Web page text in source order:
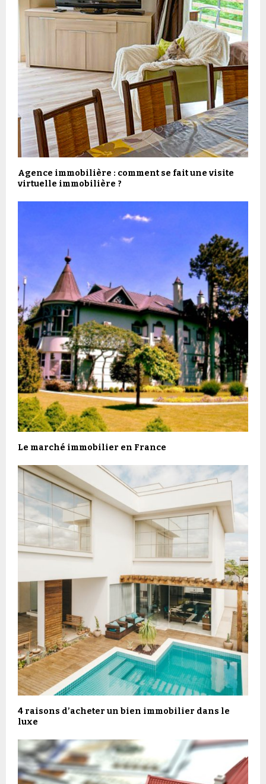
Agence immobilière : comment se fait une visite
virtuelle immobilière ?
Le marché immobilier en France
4 raisons d’acheter un bien immobilier dans le
luxe